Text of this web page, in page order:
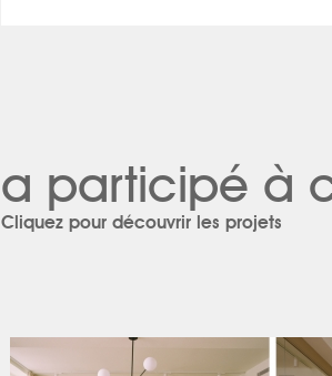
a participé à
Cliquez pour découvrir les projets